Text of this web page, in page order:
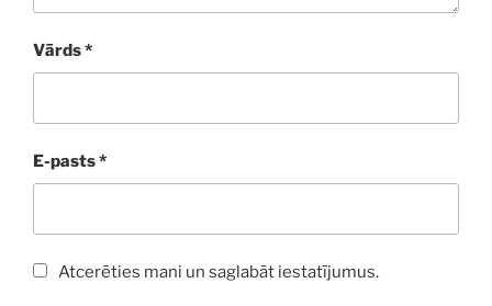
Vārds*
E-pasts*
Atcerēties mani un saglabāt iestatījumus.